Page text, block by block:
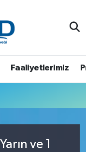
Faaliyetlerimiz
ve 1